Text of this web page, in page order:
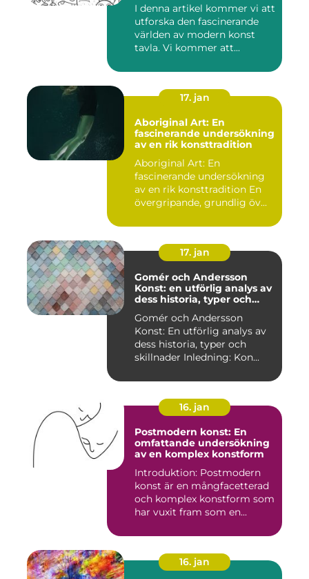
I denna artikel kommer vi att
utforska den fascinerande
världen av modern konst
tavla. Vi kommer att...
17. jan
Aboriginal Art: En
fascinerande undersökning
av en rik konsttradition
Aboriginal Art: En
fascinerande undersökning
av en rik konsttradition En
övergripande, grundlig öv...
17. jan
Gomér och Andersson
Konst: en utförlig analys av
dess historia, typer och
Gomér och Andersson
Konst: En utförlig analys av
dess historia, typer och
skillnader Inledning: Kon...
16. jan
Postmodern konst: En
omfattande undersökning
av en komplex konstform
Introduktion: Postmodern
konst är en mångfacetterad
och komplex konstform som
har vuxit fram som en...
16. jan